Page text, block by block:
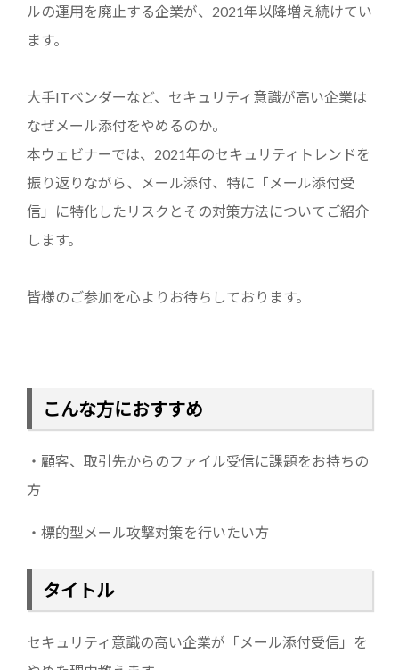
ルの運用を廃止する企業が、2021年以降増え続けてい
ます。
大手ITベンダーなど、セキュリティ意識が高い企業は
なぜメール添付をやめるのか。
本ウェビナーでは、2021年のセキュリティトレンドを
振り返りながら、メール添付、特に「メール添付受
信」に特化したリスクとその対策方法についてご紹介
します。
皆様のご参加を心よりお待ちしております。
こんな方におすすめ
・顧客、取引先からのファイル受信に課題をお持ちの
方
・標的型メール攻撃対策を行いたい方
タイトル
セキュリティ意識の高い企業が「メール添付受信」を